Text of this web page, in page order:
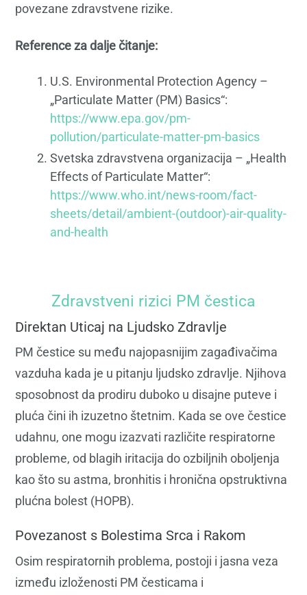
povezane zdravstvene rizike.
Reference za dalje čitanje:
U.S. Environmental Protection Agency –
„Particulate Matter (PM) Basics“:
https://www.epa.gov/pm-
pollution/particulate-matter-pm-basics
Svetska zdravstvena organizacija – „Health
Effects of Particulate Matter“:
https://www.who.int/news-room/fact-
sheets/detail/ambient-(outdoor)-air-quality-
and-health
Zdravstveni rizici PM čestica
Direktan Uticaj na Ljudsko Zdravlje
PM čestice su među najopasnijim zagađivačima
vazduha kada je u pitanju ljudsko zdravlje. Njihova
sposobnost da prodiru duboko u disajne puteve i
pluća čini ih izuzetno štetnim. Kada se ove čestice
udahnu, one mogu izazvati različite respiratorne
probleme, od blagih iritacija do ozbiljnih oboljenja
kao što su astma, bronhitis i hronična opstruktivna
plućna bolest (HOPB).
Povezanost s Bolestima Srca i Rakom
Osim respiratornih problema, postoji i jasna veza
između izloženosti PM česticama i